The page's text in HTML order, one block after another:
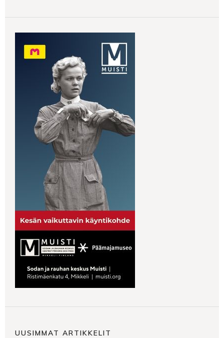
UUSIMMAT ARTIKKELIT